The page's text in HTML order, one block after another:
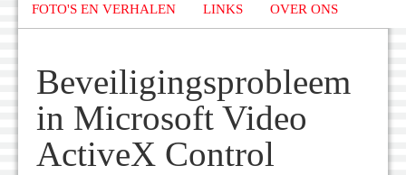
FOTO'S EN VERHALEN LINKS OVER ONS
Beveiligingsprobleem
in Microsoft Video
ActiveX Control